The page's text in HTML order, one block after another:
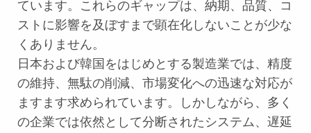
ています。これらのギャップは、納期、品質、コ
ストに影響を及ぼすまで顕在化しないことが少な
くありません。
日本および韓国をはじめとする製造業では、精度
の維持、無駄の削減、市場変化への迅速な対応が
ますます求められています。しかしながら、多く
の企業では依然として分断されたシステム、遅延